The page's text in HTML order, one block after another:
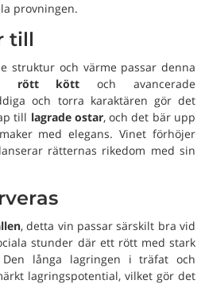
provningen.
till
struktur och värme passar denna
rött kött och avancerade
och torra karaktären gör det
till lagrade ostar, och det bär upp
med elegans. Vinet förhöjer
rätternas rikedom med sin
, detta vin passar särskilt bra vid
stunder där ett rött med stark
Den långa lagringen i träfat och
lagringspotential, vilket gör det